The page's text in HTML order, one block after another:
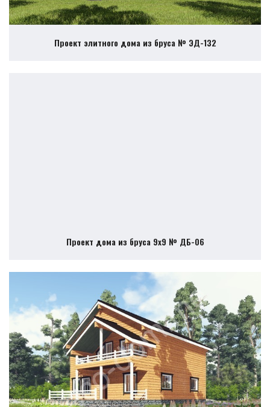
Проект элитного дома из бруса № ЭД-132
Проект дома из бруса 9х9 № ДБ-06